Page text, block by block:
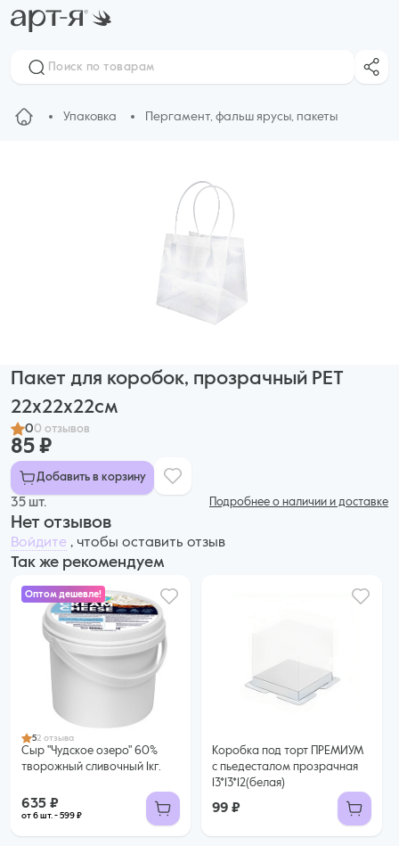
Упаковка Пергамент, фальш ярусы, пакеты
Пакет для коробок, прозрачный PET
22х22х22см
00 отзывов
85 ₽
Добавить в корзину
35 шт. Подробнее о наличии и доставке
Нет отзывов
Войдите , чтобы оставить отзыв
Так же рекомендуем
Оптом дешевле!
52 отзыва
Сыр "Чудское озеро" 60%
творожный сливочный 1кг.
635 ₽
от 6 шт. - 599 ₽
635 ₽
599 ₽ за шт. при заказе от 6 шт.
Купить оптом
Коробка под торт ПРЕМИУМ
с пьедесталом прозрачная
13*13*12(белая)
99 ₽